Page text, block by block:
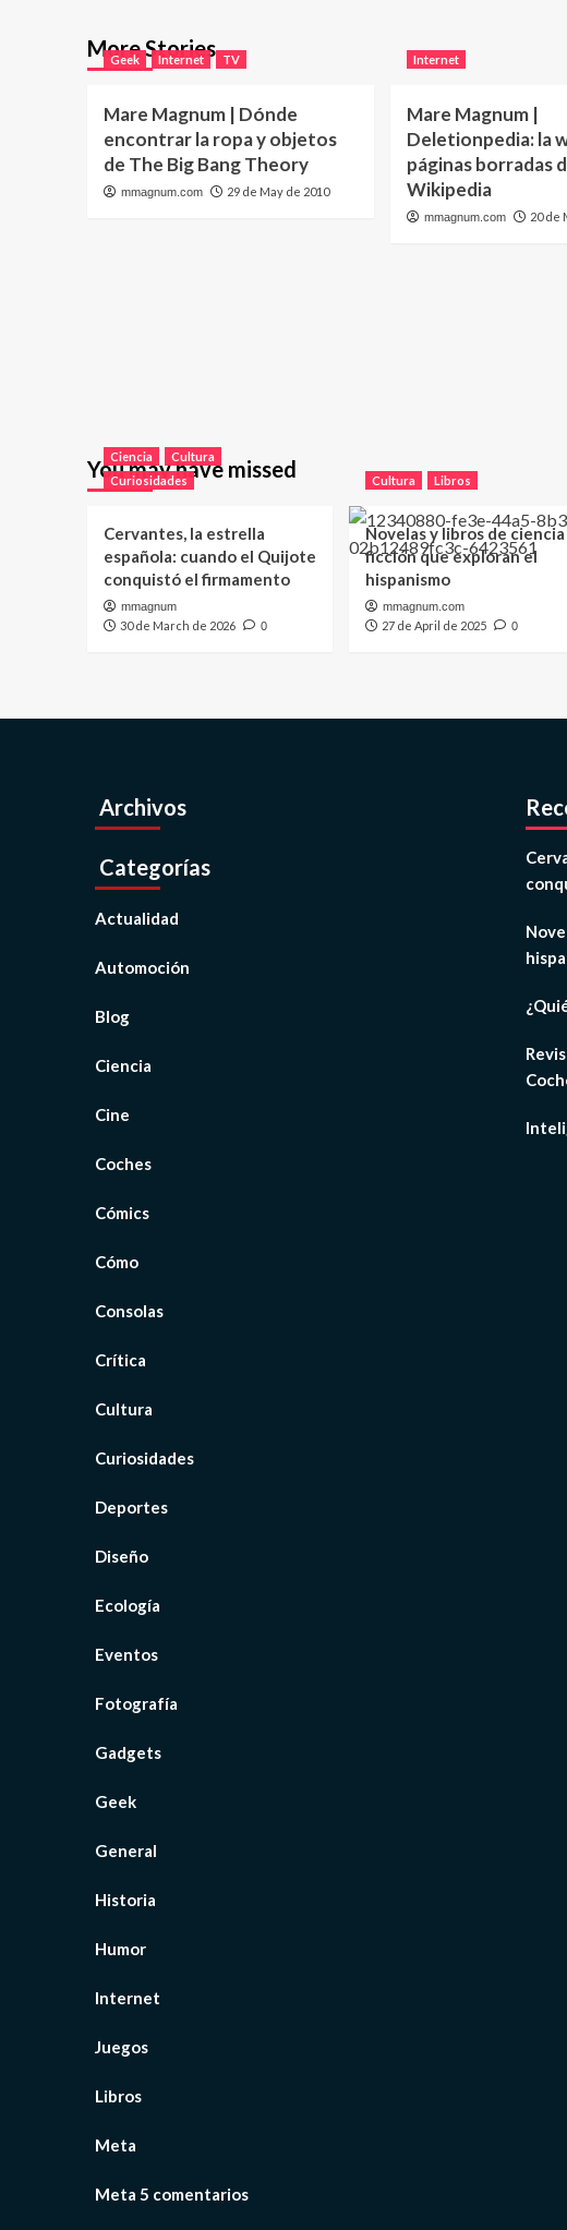
More Stories
Geek Internet TV
Mare Magnum | Dónde
encontrar la ropa y objetos
de The Big Bang Theory
mmagnum.com 29 de May de 2010
Internet
Mare Magnum |
Deletionpedia: la
páginas borradas
Wikipedia
mmagnum.com 20 de
You may have missed
Ciencia
Cultura
Curiosidades
Cervantes, la estrella
española: cuando el Quijote
conquistó el firmamento
mmagnum
30 de March de 2026 0
Cultura Libros
Novelas y libros de ciencia
ficción que exploran el
hispanismo
mmagnum.com
27 de April de 2025 0
Archivos
Categorías
Actualidad
Automoción
Blog
Ciencia
Cine
Coches
Cómics
Cómo
Consolas
Crítica
Cultura
Curiosidades
Deportes
Diseño
Ecología
Eventos
Fotografía
Gadgets
Geek
General
Historia
Humor
Internet
Juegos
Libros
Meta
Meta 5 comentarios